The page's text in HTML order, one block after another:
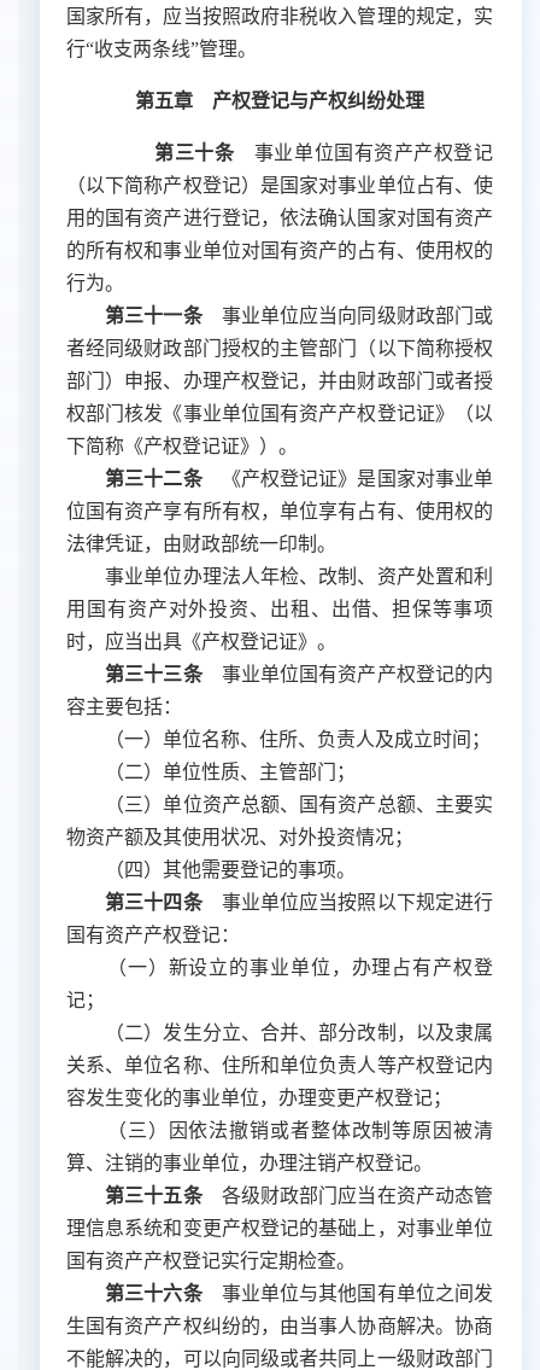
国家所有，应当按照政府非税收入管理的规定，实
行“收支两条线”管理。
第五章 产权登记与产权纠纷处理
第三十条事业单位国有资产产权登记
（以下简称产权登记）是国家对事业单位占有、使
用的国有资产进行登记，依法确认国家对国有资产
的所有权和事业单位对国有资产的占有、使用权的
行为。
第三十一条事业单位应当向同级财政部门或
者经同级财政部门授权的主管部门（以下简称授权
部门）申报、办理产权登记，并由财政部门或者授
权部门核发《事业单位国有资产产权登记证》（以
下简称《产权登记证》）。
第三十二条《产权登记证》是国家对事业单
位国有资产享有所有权，单位享有占有、使用权的
法律凭证，由财政部统一印制。
事业单位办理法人年检、改制、资产处置和利
用国有资产对外投资、出租、出借、担保等事项
时，应当出具《产权登记证》。
第三十三条事业单位国有资产产权登记的内
容主要包括：
（一）单位名称、住所、负责人及成立时间；
（二）单位性质、主管部门；
（三）单位资产总额、国有资产总额、主要实
物资产额及其使用状况、对外投资情况；
（四）其他需要登记的事项。
第三十四条事业单位应当按照以下规定进行
国有资产产权登记：
（一）新设立的事业单位，办理占有产权登
记；
（二）发生分立、合并、部分改制，以及隶属
关系、单位名称、住所和单位负责人等产权登记内
容发生变化的事业单位，办理变更产权登记；
（三）因依法撤销或者整体改制等原因被清
算、注销的事业单位，办理注销产权登记。
第三十五条各级财政部门应当在资产动态管
理信息系统和变更产权登记的基础上，对事业单位
国有资产产权登记实行定期检查。
第三十六条事业单位与其他国有单位之间发
生国有资产产权纠纷的，由当事人协商解决。协商
不能解决的，可以向同级或者共同上一级财政部门